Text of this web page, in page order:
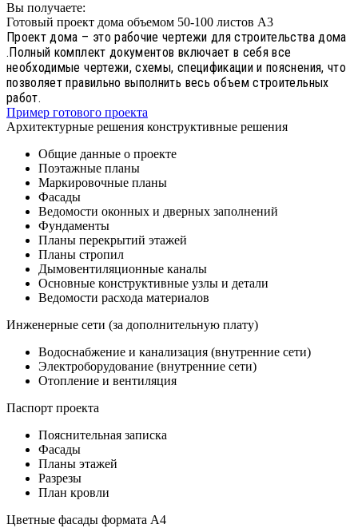
Вы получаете:
Готовый проект дома объемом 50-100 листов А3
Проект дома – это рабочие чертежи для строительства дома
.Полный комплект документов включает в себя все
необходимые чертежи, схемы, спецификации и пояснения, что
позволяет правильно выполнить весь объем строительных
работ.
Пример готового проекта
Архитектурные решения конструктивные решения
Общие данные о проекте
Поэтажные планы
Маркировочные планы
Фасады
Ведомости оконных и дверных заполнений
Фундаменты
Планы перекрытий этажей
Планы стропил
Дымовентиляционные каналы
Основные конструктивные узлы и детали
Ведомости расхода материалов
Инженерные сети (за дополнительную плату)
Водоснабжение и канализация (внутренние сети)
Электроборудование (внутренние сети)
Отопление и вентиляция
Паспорт проекта
Пояснительная записка
Фасады
Планы этажей
Разрезы
План кровли
Цветные фасады формата А4